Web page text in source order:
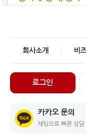
회사소개 비
로그인
카카오 문의
채팅으로 빠른 상담